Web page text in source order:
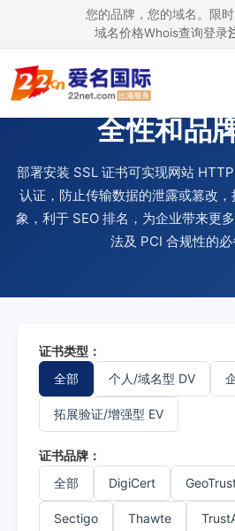
您的品牌，您的域名。限时
域名价格Whois查询登录
使用 SSL 证书
全性和品
部署安装 SSL 证书可实现网站
认证，防止传输数据的泄露或篡改
象，利于 SEO 排名，为企业带来更
法及 PCI 合规性的必
证书类型：
全部
个人/域名型 DV
拓展验证/增强型 EV
证书品牌：
全部
DigiCert
Sectigo Thawte